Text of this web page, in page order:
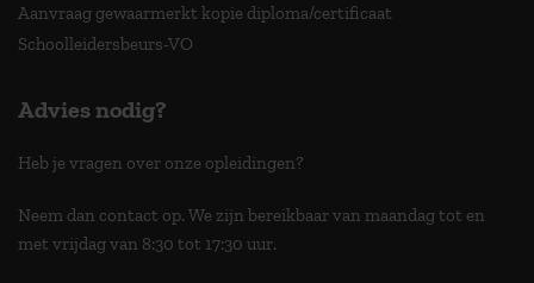
Aanvraag gewaarmerkt kopie diploma/certificaat
Schoolleidersbeurs-VO
Advies nodig?
Heb je vragen over onze opleidingen?
Neem dan contact op. We zijn bereikbaar van maandag tot en
met vrijdag van 8:30 tot 17:30 uur.